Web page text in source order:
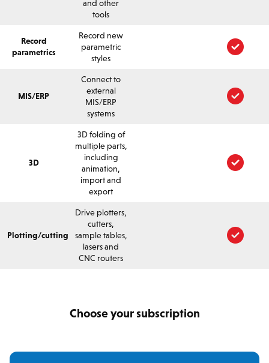
and other
tools
Record
parametrics
Record new
parametric
styles
MIS/ERP
Connect to
external
MIS/ERP
systems
3D
3D folding of
multiple parts,
including
animation,
import and
export
Plotting/cutting
Drive plotters,
cutters,
sample tables,
lasers and
CNC routers
Choose your subscription